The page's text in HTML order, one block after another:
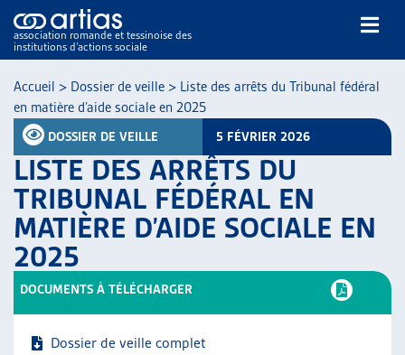
association romande et tessinoise des
institutions d’actions sociale
NOS PUBLICATIONS
ARTICLES
DOSSIERS DU MOIS
VEILLE
THÉMATIQUES
Accueil > Dossier de veille > Liste des arrêts du Tribunal fédéral
en matière d’aide sociale en 2025
DOSSIER DE VEILLE 5 FÉVRIER 2026
LISTE DES ARRÊTS DU
TRIBUNAL FÉDÉRAL EN
MATIÈRE D’AIDE SOCIALE EN
2025
DOCUMENTS À TÉLÉCHARGER
Dossier de veille complet